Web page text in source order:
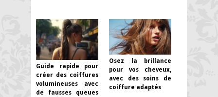
Guide rapide pour
créer des coiffures
volumineuses avec
de fausses queues
Osez la brillance
pour vos cheveux,
avec des soins de
coiffure adaptés